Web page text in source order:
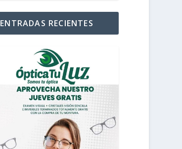
ENTRADAS RECIENTES